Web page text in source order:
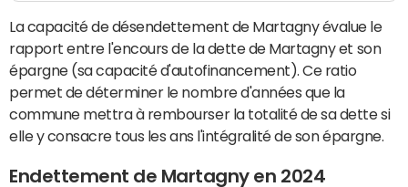
La capacité de désendettement de Martagny évalue le
rapport entre l'encours de la dette de Martagny et son
épargne (sa capacité d'autofinancement). Ce ratio
permet de déterminer le nombre d'années que la
commune mettra à rembourser la totalité de sa dette si
elle y consacre tous les ans l'intégralité de son épargne.
Endettement de Martagny en 2024